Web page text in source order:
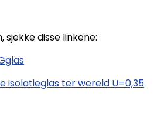
sjekke disse linkene:
isolatieglas ter wereld U=0,35